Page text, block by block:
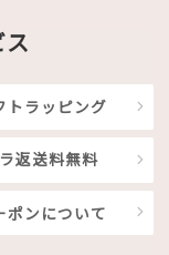
トラッピング
返送料無料
ポンについて